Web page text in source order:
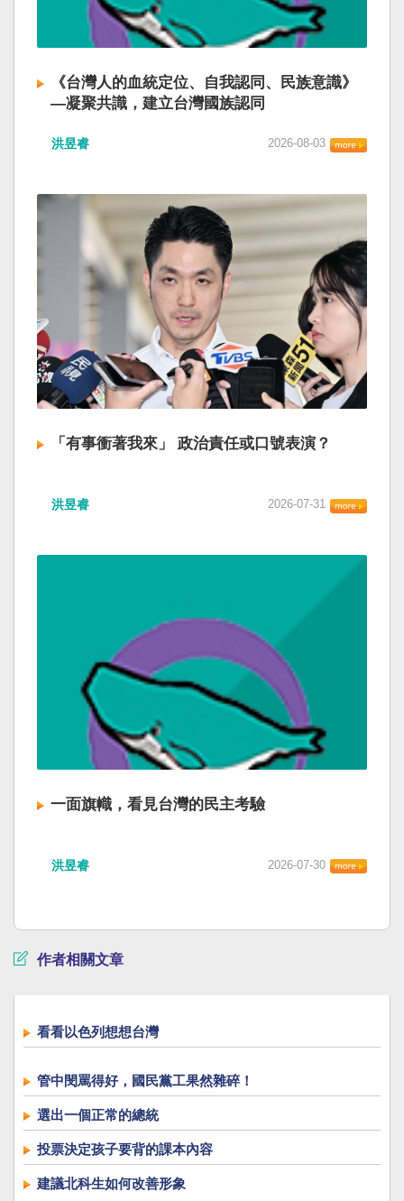
《台灣人的血統定位、自我認同、民族意識》
—凝聚共識，建立台灣國族認同
洪昱睿 2026-08-03
「有事衝著我來」 政治責任或口號表演？
洪昱睿 2026-07-31
一面旗幟，看見台灣的民主考驗
洪昱睿 2026-07-30
作者相關文章
看看以色列想想台灣
管中閔罵得好，國民黨工果然雜碎！
選出一個正常的總統
投票決定孩子要背的課本內容
建議北科生如何改善形象